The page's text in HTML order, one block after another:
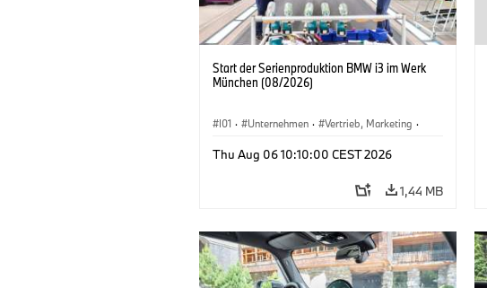
Start der Serienproduktion BMW i3 im Werk
München (08/2026)
I01 · Unternehmen · Vertrieb, Marketing ·
Thu Aug 06 10:10:00 CEST 2026
1,44 MB